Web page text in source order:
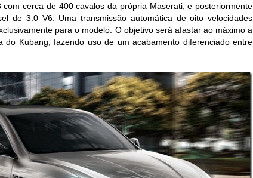
cerca de 400 cavalos da própria Maserati, e posteriormente
de 3.0 V6. Uma transmissão automática de oito velocidades
para o modelo. O objetivo será afastar ao máximo a
do Kubang, fazendo uso de um acabamento diferenciado entre